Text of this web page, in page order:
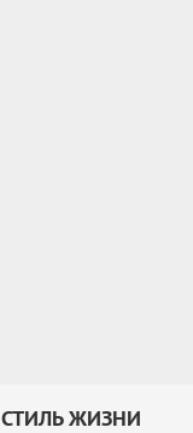
СТИЛЬ ЖИЗНИ